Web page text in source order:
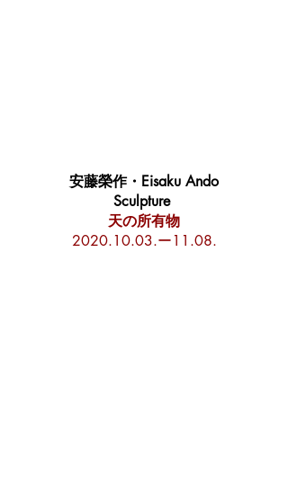
安藤榮作・Eisaku Ando
Sculpture
天の所有物
2020.10.03.ー11.08.​​